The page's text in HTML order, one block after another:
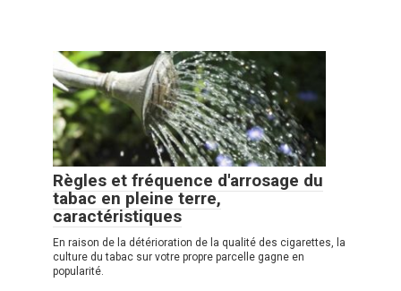
Règles et fréquence d'arrosage du
tabac en pleine terre,
caractéristiques
En raison de la détérioration de la qualité des cigarettes, la
culture du tabac sur votre propre parcelle gagne en
popularité.